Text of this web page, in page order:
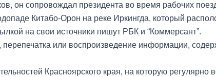
он сопровождал президента во время рабочих
Китабо-Орон на реке Иркингда, который
на свои источники пишут РБК и “Коммерсант”.
или воспроизведение информации,
Красноярского края, на которую регулярно